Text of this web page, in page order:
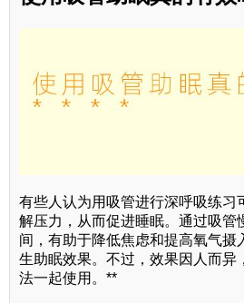
有些人认为用吸管进行深呼吸练习
解压力，从而促进睡眠。通过吸管
间，有助于降低焦虑和提高氧气摄
生助眠效果。不过，效果因人而异
法一起使用。**